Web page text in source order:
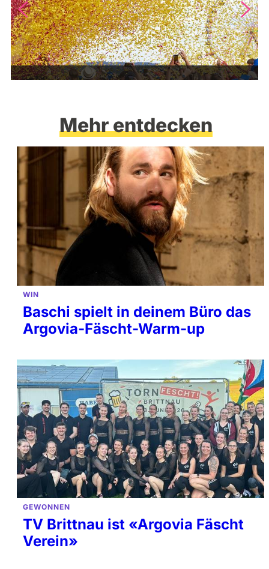
Mehr entdecken
WIN
Baschi spielt in deinem Büro das
Argovia-Fäscht-Warm-up
GEWONNEN
TV Brittnau ist «Argovia Fäscht
Verein»